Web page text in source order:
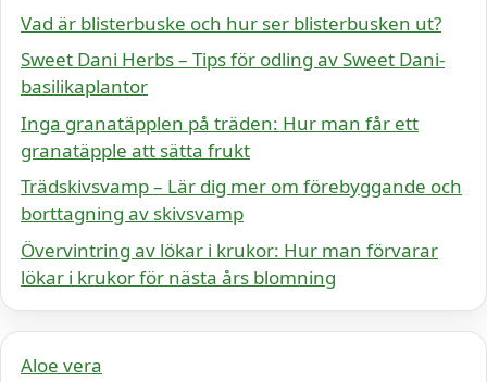
Vad är blisterbuske och hur ser blisterbusken ut?
Sweet Dani Herbs – Tips för odling av Sweet Dani-
basilikaplantor
Inga granatäpplen på träden: Hur man får ett
granatäpple att sätta frukt
Trädskivsvamp – Lär dig mer om förebyggande och
borttagning av skivsvamp
Övervintring av lökar i krukor: Hur man förvarar
lökar i krukor för nästa års blomning
Aloe vera